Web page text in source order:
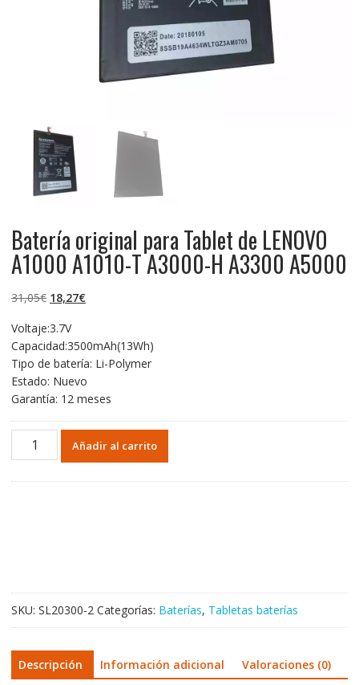
Batería original para Tablet de LENOVO
A1000 A1010-T A3000-H A3300 A5000
31,05€ El
original
era:
31,05€.
18,27€El
es:
18,27€.
Voltaje:3.7V
Capacidad:3500mAh(13Wh)
Tipo de batería: Li-Polymer
Estado: Nuevo
Garantía: 12 meses
Batería
original
A3000-
H
A3300
A5000
cantidad
Añadir al carrito
SKU: SL20300-2 Categorías: Baterías, Tabletas baterías
Descripción Información adicional Valoraciones (0)